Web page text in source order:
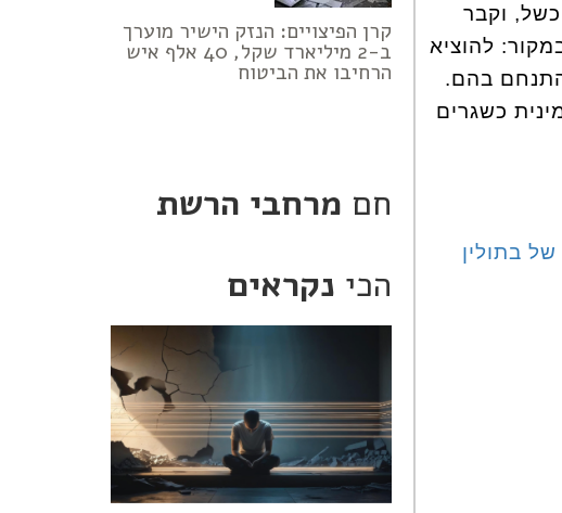
מ-65 אלף שקל, כשל, וקבר
להוציא
בהם.
כשגרים
בתולין
קרן הפיצויים: הנזק הישיר מוערך
ב-2 מיליארד שקל, 40 אלף איש
הרחיבו את הביטוח
חם מרחבי הרשת
הכי נקראים